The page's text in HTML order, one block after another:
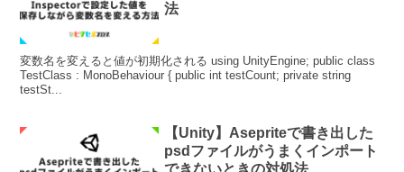
法
変数名を変えると値が初期化される using UnityEngine; public class
TestClass : MonoBehaviour { public int testCount; private string
testSt...
【Unity】Asepriteで書き出した
psdファイルがうまくインポート